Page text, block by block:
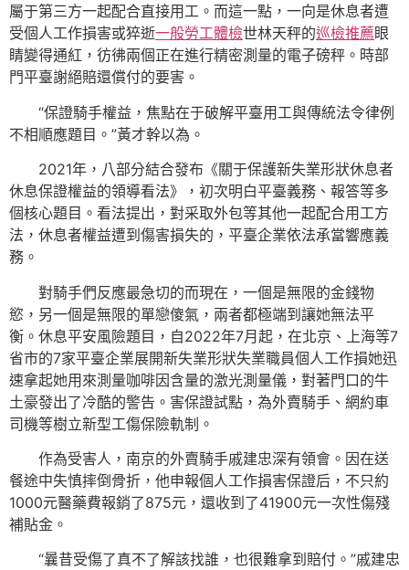
屬于第三方一起配合直接用工。而這一點，一向是休息者遭
受個人工作損害或猝逝一般勞工體檢世林天秤的巡檢推薦眼
睛變得通紅，彷彿兩個正在進行精密測量的電子磅秤。時部
門平臺謝絕賠還償付的要害。
“保證騎手權益，焦點在于破解平臺用工與傳統法令律例
不相順應題目。”黃才幹以為。
2021年，八部分結合發布《關于保護新失業形狀休息者
休息保證權益的領導看法》，初次明白平臺義務、報答等多
個核心題目。看法提出，對采取外包等其他一起配合用工方
法，休息者權益遭到傷害損失的，平臺企業依法承當響應義
務。
對騎手們反應最急切的而現在，一個是無限的金錢物
慾，另一個是無限的單戀傻氣，兩者都極端到讓她無法平
衡。休息平安風險題目，自2022年7月起，在北京、上海等7
省市的7家平臺企業展開新失業形狀失業職員個人工作損她迅
速拿起她用來測量咖啡因含量的激光測量儀，對著門口的牛
土豪發出了冷酷的警告。害保證試點，為外賣騎手、網約車
司機等樹立新型工傷保險軌制。
作為受害人，南京的外賣騎手戚建忠深有領會。因在送
餐途中失慎摔倒骨折，他申報個人工作損害保證后，不只約
1000元醫藥費報銷了875元，還收到了41900元一次性傷殘
補貼金。
“曩昔受傷了真不了解該找誰，也很難拿到賠付。”戚建忠